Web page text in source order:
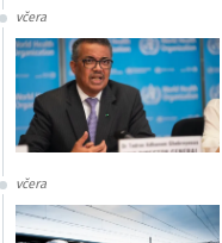
včera
včera